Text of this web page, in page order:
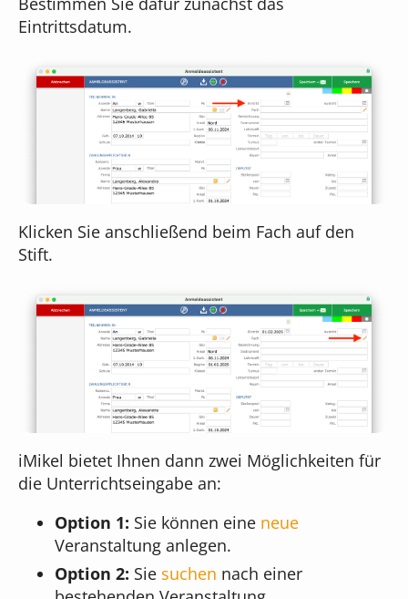
Eintrittsdatum.
Klicken Sie anschließend beim Fach auf den
Stift.
iMikel bietet Ihnen dann zwei Möglichkeiten für
die Unterrichtseingabe an:
Option 1: Sie können eine neue
Veranstaltung anlegen.
Option 2: Sie suchen nach einer